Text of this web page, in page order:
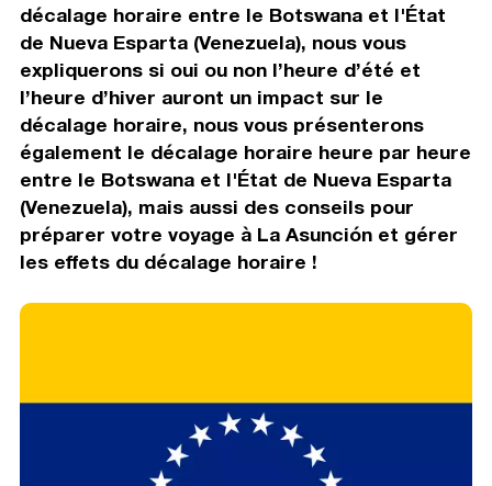
décalage horaire entre le Botswana et l'État
de Nueva Esparta (Venezuela), nous vous
expliquerons si oui ou non l’heure d’été et
l’heure d’hiver auront un impact sur le
décalage horaire, nous vous présenterons
également le décalage horaire heure par heure
entre le Botswana et l'État de Nueva Esparta
(Venezuela), mais aussi des conseils pour
préparer votre voyage à La Asunción et gérer
les effets du décalage horaire !